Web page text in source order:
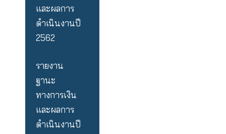
รายงาน
ฐานะ
และผลการ
ดำเนินงานปี
2563
รายงาน